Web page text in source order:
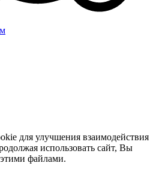
для улучшения взаимодействия
использовать сайт, Вы
этими файлами.